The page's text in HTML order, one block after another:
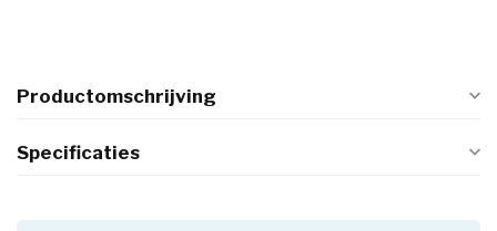
Productomschrijving
Specificaties